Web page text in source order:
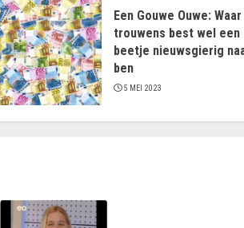
Een Gouwe Ouwe:
trouwens best wel een
beetje nieuwsgierig
ben
5 MEI 2023